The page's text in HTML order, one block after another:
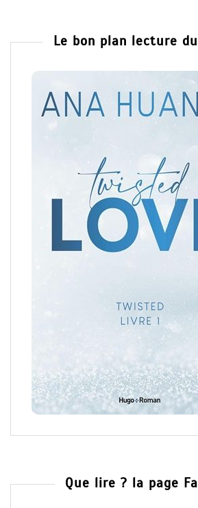
Le bon plan lecture
Que lire ? la page